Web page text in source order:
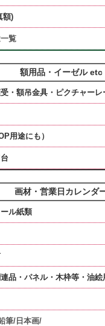
額)
覧
額用品・イーゼル etc
・額吊金具・ピクチャーレ
用途にも）
画材・営業日カレンダ
ル紙類
品・パネル・木枠等・油絵
筆/日本画/